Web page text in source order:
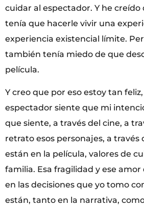
cuidar al espectador. Y he creído
tenía que hacerle vivir una
experiencia existencial límite.
también tenía miedo de que
película.
Y creo que por eso estoy tan
espectador siente que mi
que siente, a través del cine, a
retrato esos personajes, a través
están en la película, valores de
familia. Esa fragilidad y ese
en las decisiones que yo tomo
están, tanto en la narrativa,